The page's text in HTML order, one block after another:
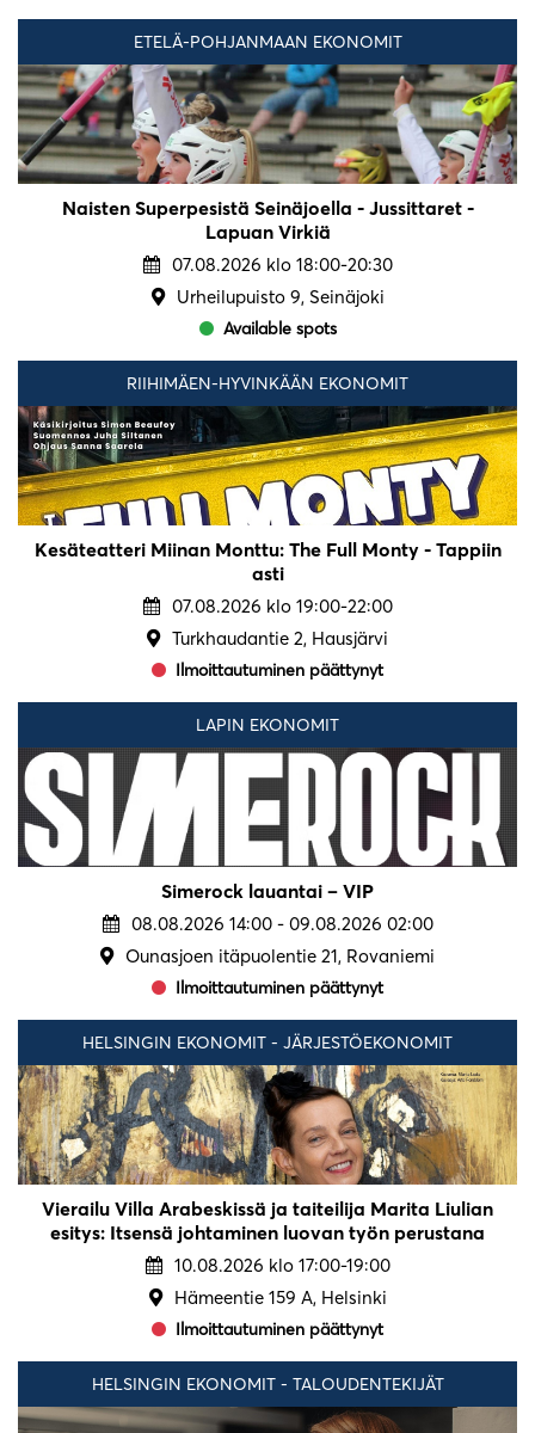
ETELÄ-POHJANMAAN EKONOMIT
Naisten Superpesistä Seinäjoella - Jussittaret -
Lapuan Virkiä
07.08.2026 klo 18:00-20:30
Urheilupuisto 9, Seinäjoki
Available spots
RIIHIMÄEN-HYVINKÄÄN EKONOMIT
Kesäteatteri Miinan Monttu: The Full Monty - Tappiin
asti
07.08.2026 klo 19:00-22:00
Turkhaudantie 2, Hausjärvi
Ilmoittautuminen päättynyt
LAPIN EKONOMIT
Simerock lauantai – VIP
08.08.2026 14:00 - 09.08.2026 02:00
Ounasjoen itäpuolentie 21, Rovaniemi
Ilmoittautuminen päättynyt
HELSINGIN EKONOMIT - JÄRJESTÖEKONOMIT
Vierailu Villa Arabeskissä ja taiteilija Marita Liulian
esitys: Itsensä johtaminen luovan työn perustana
10.08.2026 klo 17:00-19:00
Hämeentie 159 A, Helsinki
Ilmoittautuminen päättynyt
HELSINGIN EKONOMIT - TALOUDENTEKIJÄT